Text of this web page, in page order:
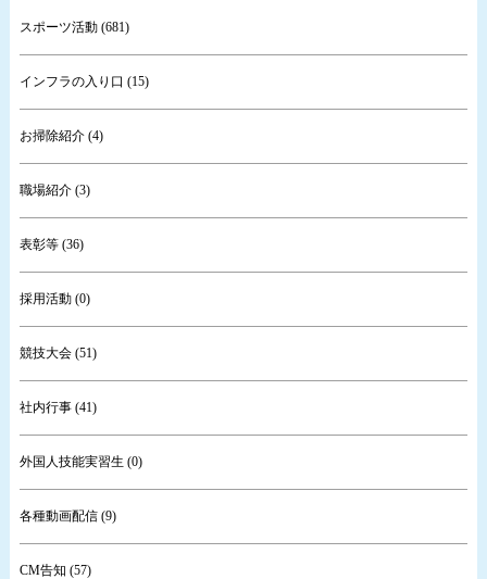
スポーツ活動 (681)
インフラの入り口 (15)
お掃除紹介 (4)
職場紹介 (3)
表彰等 (36)
採用活動 (0)
競技大会 (51)
社内行事 (41)
外国人技能実習生 (0)
各種動画配信 (9)
CM告知 (57)